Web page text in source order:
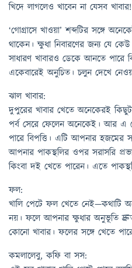
খিদে লাগলেও খাবেন না যেসব খাবার!
‘গোগ্রাসে খাওয়া’ শব্দটির সঙ্গে
থাকেন। ক্ষুধা নিবারণের জন্য যে
সাধারণ খাবারও ডেকে আনতে পারে
একেবারেই অনুচিত। চলুন দেখে
ঝাল খাবার:
দুপুরের খাবার খেতে অনেকেরই
পর্ব সেরে ফেলেন অনেকেই। আর এ
পারে বিপত্তি। এটি আপনার হজমের
আপনার পাকস্থলির ওপর সরাসরি
কিংবা দই খেতে পারেন। এতে
ফল:
খালি পেটে ফল খেতে নেই—কথাটি
নয়। ফলে আপনার ক্ষুধার অনুভূতি
কোনো খাবার। ফলের সঙ্গে খেতে
কমলালেবু, কফি বা সস: